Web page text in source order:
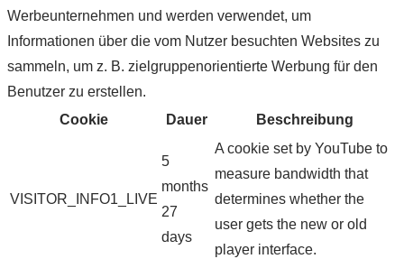
Werbeunternehmen und werden verwendet, um
Informationen über die vom Nutzer besuchten Websites zu
sammeln, um z. B. zielgruppenorientierte Werbung für den
Benutzer zu erstellen.
Cookie
Dauer Beschreibung
VISITOR_INFO1_LIVE
5
months
27
days
A cookie set by YouTube to
measure bandwidth that
determines whether the
user gets the new or old
player interface.